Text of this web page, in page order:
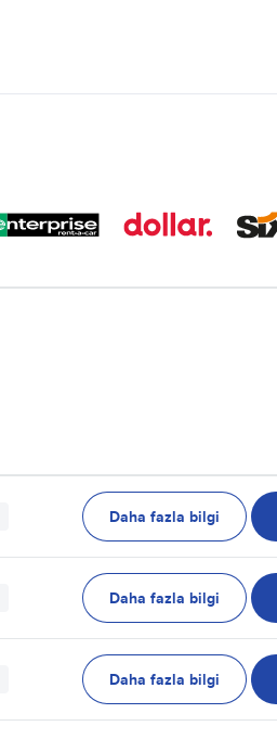
Daha fazla bilgi
Daha fazla bilgi
Daha fazla bilgi